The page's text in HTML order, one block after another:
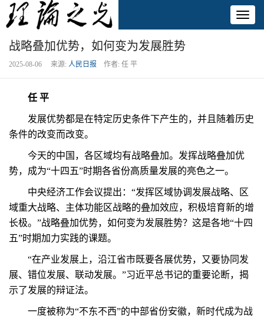
战略叠加优势，如何变为发展胜势
2025-08-06 来源: 人民日报 作者: 任 平
任 平
发展优势都是在特定历史条件下产生的，并且随着历史
条件的改变而改变。
今天的中国，各区域均有战略叠加。发挥战略叠加优
势，成为“十四五”时期各省份高质量发展的亮色之一。
中央经济工作会议提出：“发挥区域协调发展战略、区
域重大战略、主体功能区战略的叠加效应，积极培育新的增
长极。”战略叠加优势，如何变为发展胜势？这是各地“十四
五”时期加力实践的课题。
“在产业发展上，沿江省市既要各展优势，又要协同发
展、错位发展、联动发展。”习近平总书记的重要论断，揭
示了发展的辩证法。
一度被称为“不东不西”的中部省份安徽，新时代成为战